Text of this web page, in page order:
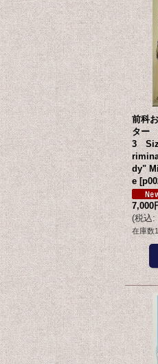
前科
ター
3
dy"
e [
7,000
(税込:
在庫数1